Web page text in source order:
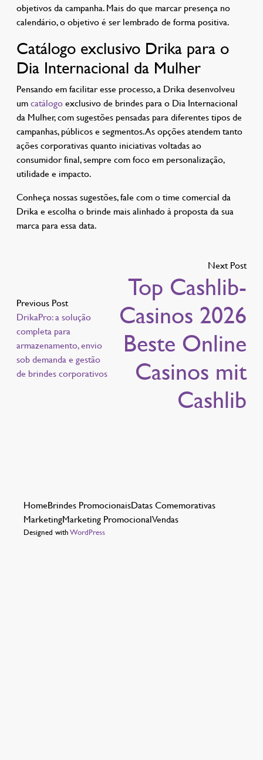
objetivos da campanha. Mais do que marcar presença no
calendário, o objetivo é ser lembrado de forma positiva.
Catálogo exclusivo Drika para o
Dia Internacional da Mulher
Pensando em facilitar esse processo, a Drika desenvolveu
um catálogo exclusivo de brindes para o Dia Internacional
da Mulher, com sugestões pensadas para diferentes tipos de
campanhas, públicos e segmentos. As opções atendem tanto
ações corporativas quanto iniciativas voltadas ao
consumidor final, sempre com foco em personalização,
utilidade e impacto.
Conheça nossas sugestões, fale com o time comercial da
Drika e escolha o brinde mais alinhado à proposta da sua
marca para essa data.
Previous Post
DrikaPro: a solução
completa para
armazenamento, envio
sob demanda e gestão
de brindes corporativos
Next Post
Top Cashlib-
Casinos 2026
Beste Online
Casinos mit
Cashlib
HomeBrindes PromocionaisDatas Comemorativas
MarketingMarketing PromocionalVendas
Designed with WordPress